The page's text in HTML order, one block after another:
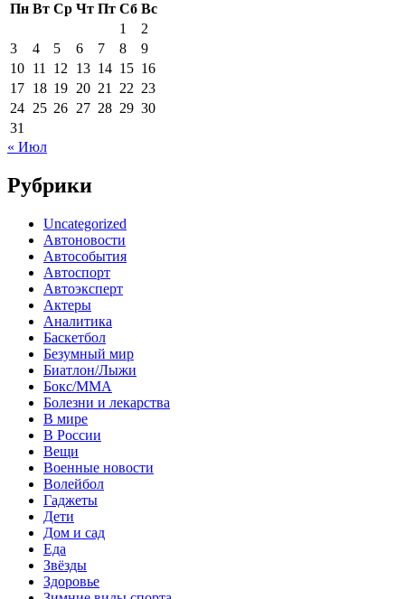
Пн Вт Ср Чт Пт Сб Вс
1
2
3
4 5 6 7 8
9
10 11 12 13 14 15 16
17 18 19 20 21 22 23
24 25 26 27 28 29 30
31
« Июл
Рубрики
Uncategorized
Автоновости
Автособытия
Автоспорт
Автоэксперт
Актеры
Аналитика
Баскетбол
Безумный мир
Биатлон/Лыжи
Бокс/MMA
Болезни и лекарства
В мире
В России
Вещи
Военные новости
Волейбол
Гаджеты
Дети
Дом и сад
Еда
Звёзды
Здоровье